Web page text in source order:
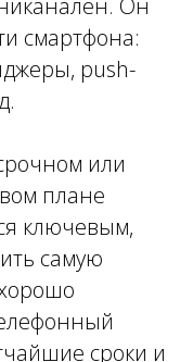
Он
смартфона:
push-
или
плане
ключевым,
самую
сроки и